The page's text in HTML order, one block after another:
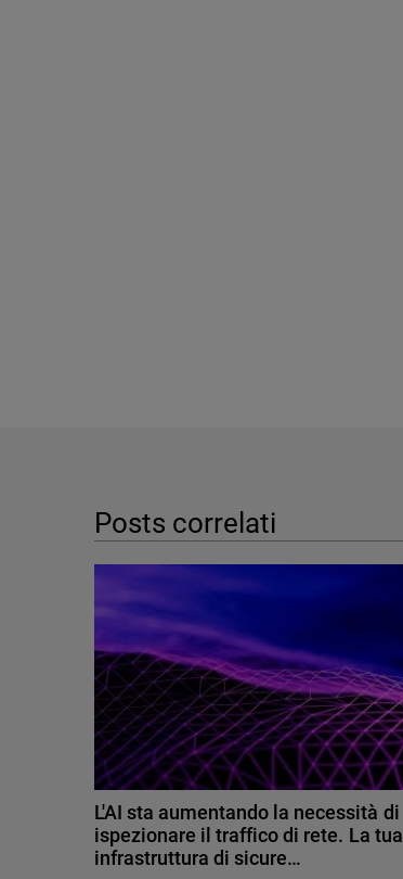
Posts correlati
L'AI sta aumentando la necessità di
ispezionare il traffico di rete. La tua
infrastruttura di sicure…